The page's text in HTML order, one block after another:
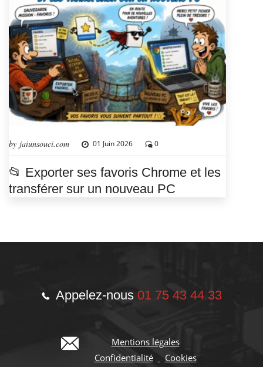
by jaiunsouci.com 01 Juin 2026 0
📂 Exporter ses favoris Chrome et les
transférer sur un nouveau PC
Appelez-nous 01 75 43 44 33
Mentions légales
Confidentialité
Cookies